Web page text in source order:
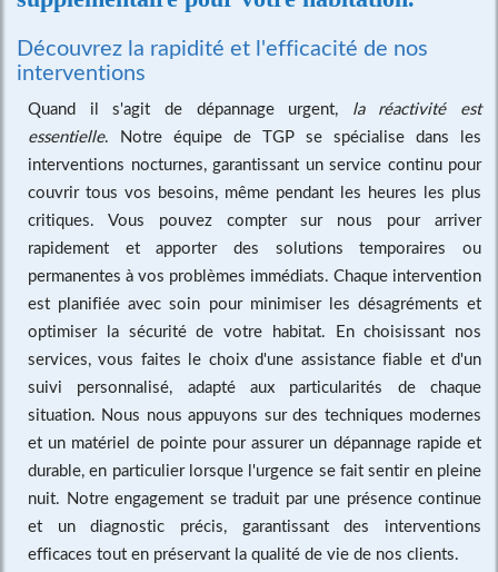
Découvrez la rapidité et l'efficacité de nos
interventions
Quand il s'agit de dépannage urgent, la réactivité est
essentielle. Notre équipe de TGP se spécialise dans les
interventions nocturnes, garantissant un service continu pour
couvrir tous vos besoins, même pendant les heures les plus
critiques. Vous pouvez compter sur nous pour arriver
rapidement et apporter des solutions temporaires ou
permanentes à vos problèmes immédiats. Chaque intervention
est planifiée avec soin pour minimiser les désagréments et
optimiser la sécurité de votre habitat. En choisissant nos
services, vous faites le choix d'une assistance fiable et d'un
suivi personnalisé, adapté aux particularités de chaque
situation. Nous nous appuyons sur des techniques modernes
et un matériel de pointe pour assurer un dépannage rapide et
durable, en particulier lorsque l'urgence se fait sentir en pleine
nuit. Notre engagement se traduit par une présence continue
et un diagnostic précis, garantissant des interventions
efficaces tout en préservant la qualité de vie de nos clients.